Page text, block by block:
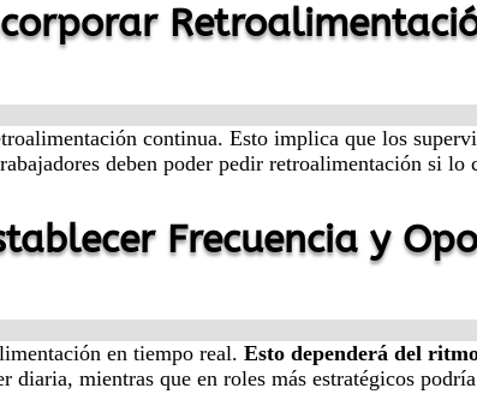
continua. Esto implica que los
deben poder pedir retroalimentación si lo
Frecuencia y
en tiempo real. Esto dependerá del
mientras que en roles más estratégicos